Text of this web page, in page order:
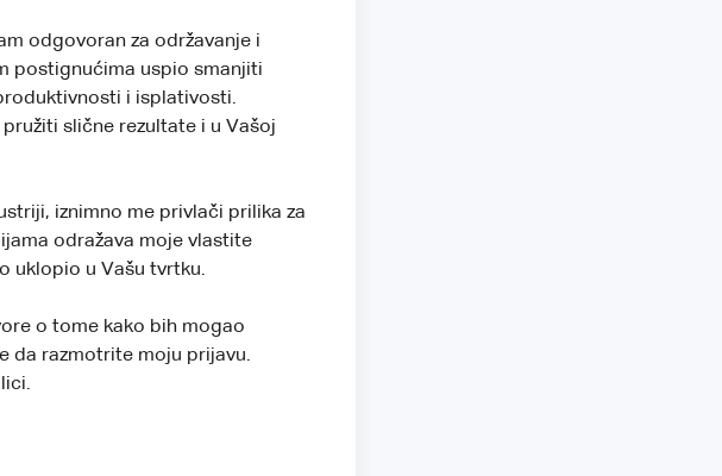
odgovoran za održavanje i
postignućima uspio smanjiti
i isplativosti.
slične rezultate i u Vašoj
iznimno me privlači prilika za
odražava moje vlastite
uklopio u Vašu tvrtku.
o tome kako bih mogao
da razmotrite moju prijavu.